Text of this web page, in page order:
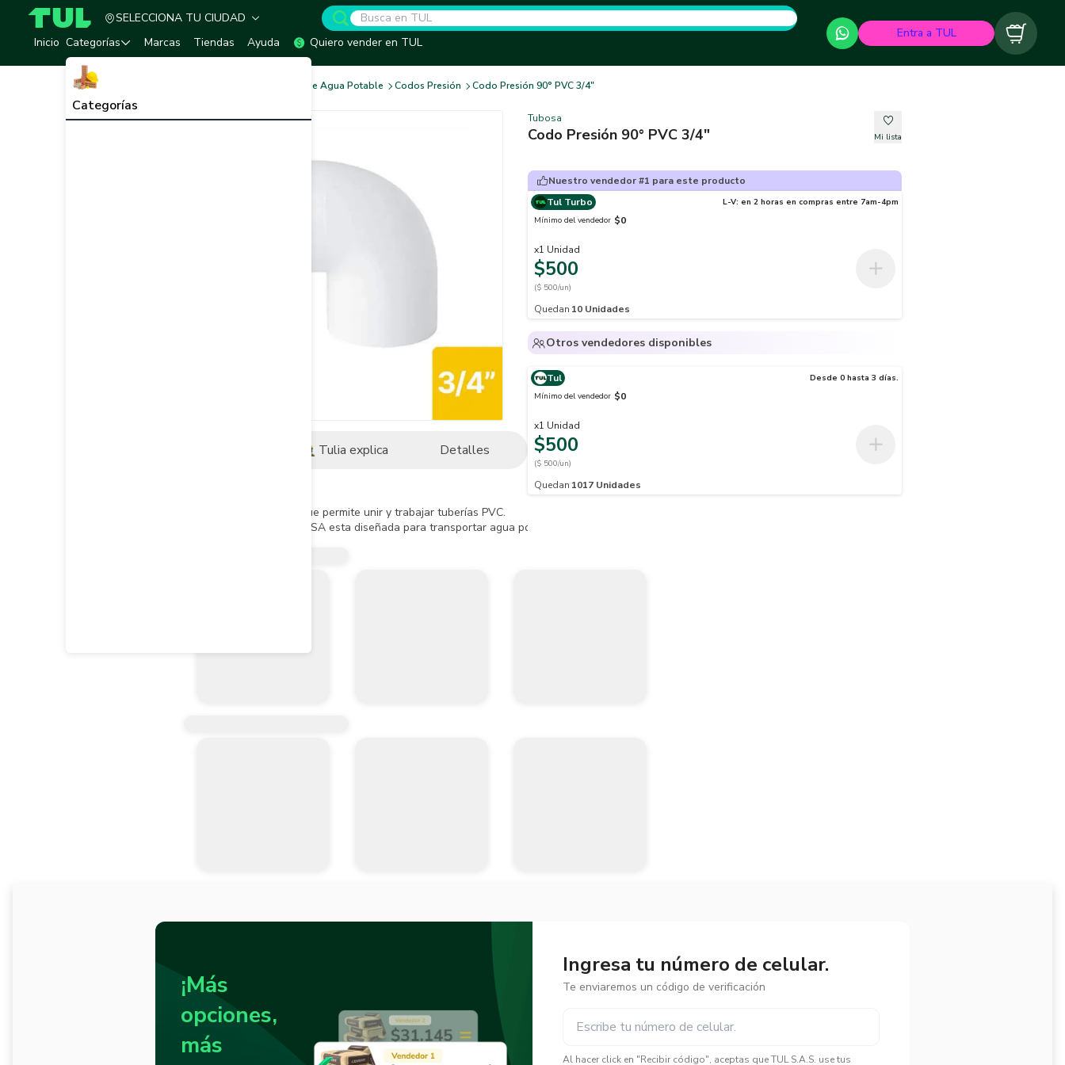
TUL - Tu Marketplace de Construcción
SELECCIONA TU CIUDAD
Inicio Categorías
Categorías
Marcas Tiendas Ayuda Quiero vender en TUL
Entra a TUL Carrito
Redes de Agua Potable Codos Presión Codo Presión 90° PVC 3/4"
Tulia explica Detalles
Accesorio complementario que permite unir y trabajar tuberías PVC.
El sistema presión lisa TUBOSA esta diseñada para transportar agua potables de manera rápida y seguridad, sus propiedades permiten soportar altas presiones de trabajo y
Tubosa
Codo Presión 90° PVC 3/4" Mi lista
Nuestro vendedor #1 para este producto
Tul Turbo
L-V: en 2 horas en compras entre 7am-4pm
Mínimo del vendedor $0
x1 Unidad
$500
($ 500/un)
Quedan 10 Unidades
Otros vendedores disponibles
Tul
Desde 0 hasta 3 días.
Mínimo del vendedor $0
x1 Unidad
$500
($ 500/un)
Quedan 1017 Unidades
¡Más
opciones,
más
Ingresa tu número de celular.
Te enviaremos un código de verificación
Al hacer click en "Recibir código", aceptas que TUL S.A.S. use tus